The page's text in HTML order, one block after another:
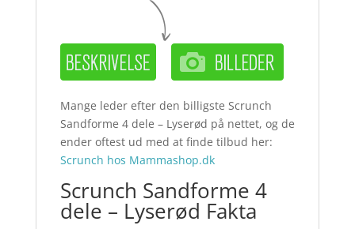
Mange leder efter den billigste Scrunch
Sandforme 4 dele – Lyserød på nettet, og de
ender oftest ud med at finde tilbud her:
Scrunch hos Mammashop.dk
Scrunch Sandforme 4
dele – Lyserød Fakta